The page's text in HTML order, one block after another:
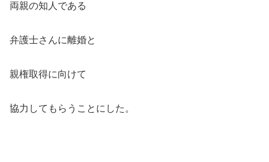
両親の知人である
弁護士さんに離婚と
親権取得に向けて
協力してもらうことにした。